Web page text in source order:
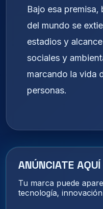
Bajo esa premisa,
del mundo se
estadios y
sociales y
marcando la vida
personas.
ANÚNCIATE AQUÍ
Tu marca puede
tecnología,